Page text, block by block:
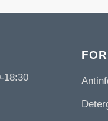
18:30